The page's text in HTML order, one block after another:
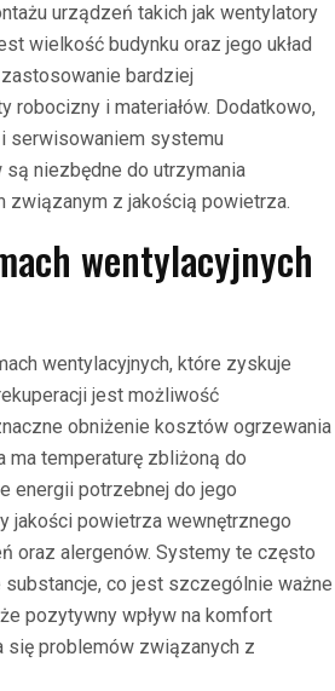
urządzeń takich jak wentylatory
wielkość budynku oraz jego układ
bardziej
i materiałów. Dodatkowo,
serwisowaniem systemu
niezbędne do utrzymania
z jakością powietrza.
wentylacyjnych
wentylacyjnych, które zyskuje
jest możliwość
obniżenie kosztów ogrzewania
ma temperaturę zbliżoną do
energii potrzebnej do jego
jakości powietrza wewnętrznego
oraz alergenów. Systemy te często
co jest szczególnie ważne
pozytywny wpływ na komfort
się problemów związanych z